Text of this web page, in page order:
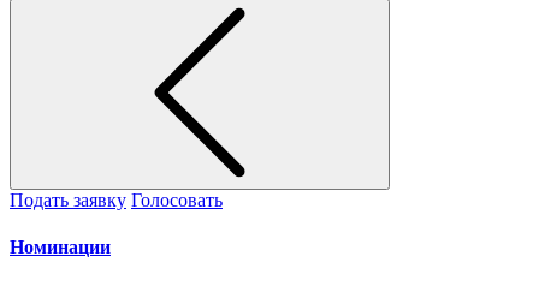
Подать заявку Голосовать
Номинации